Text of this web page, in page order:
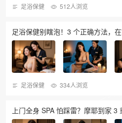
足浴保健 512人浏览
足浴保健别瞎泡！3 个正确方法，
足浴保健 334人浏览
上门全身 SPA 怕踩雷？摩耶到家 3